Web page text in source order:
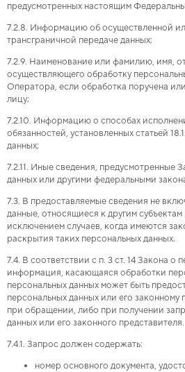
предусмотренных настоящим
7.2.8. Информацию об осуществленной
трансграничной передаче данных;
7.2.9. Наименование или фамилию, имя,
осуществляющего обработку
Оператора, если обработка поручена
лицу;
7.2.10. Информацию о способах
обязанностей, установленных статьей
данных;
7.2.11. Иные сведения, предусмотренные
данных или другими федеральными
7.3. В предоставляемые сведения не
данные, относящиеся к другим
исключением случаев, когда имеются
раскрытия таких персональных данных.
7.4. В соответствии с п. 3 ст. 14 Закона о
информация, касающаяся обработки
персональных данных может быть
персональных данных или его
при обращении, либо при получении
данных или его законного представителя.
7.4.1. Запрос должен содержать:
номер основного документа,